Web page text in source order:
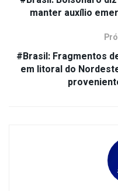
manter auxílio
#Brasil: Fragmentos
em litoral do